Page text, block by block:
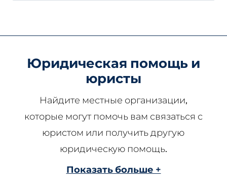
Юридическая помощь и
юристы
Найдите местные организации,
которые могут помочь вам связаться с
юристом или получить другую
юридическую помощь.
Показать больше +